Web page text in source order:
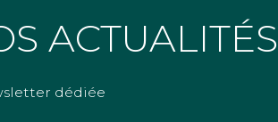
ACTUALITÉS
dédiée